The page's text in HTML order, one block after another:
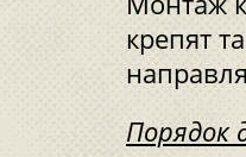
крепят
Порядок